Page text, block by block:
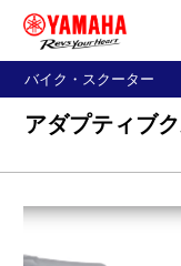
バイク・スクーター
アダプティブ
TOP